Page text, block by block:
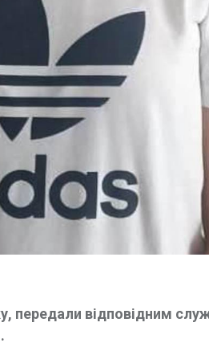
передали відповідним
.